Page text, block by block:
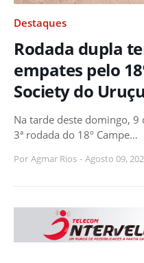
Destaques
Rodada dupla
empates pelo
Society do Uruçu
Na tarde deste domingo, 9
3ª rodada do 18º Campe…
Por Agmar Rios - Agosto 09,